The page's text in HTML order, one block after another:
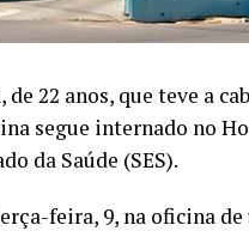
22 anos, que teve a
segue internado no
da Saúde (SES).
feira, 9, na oficina